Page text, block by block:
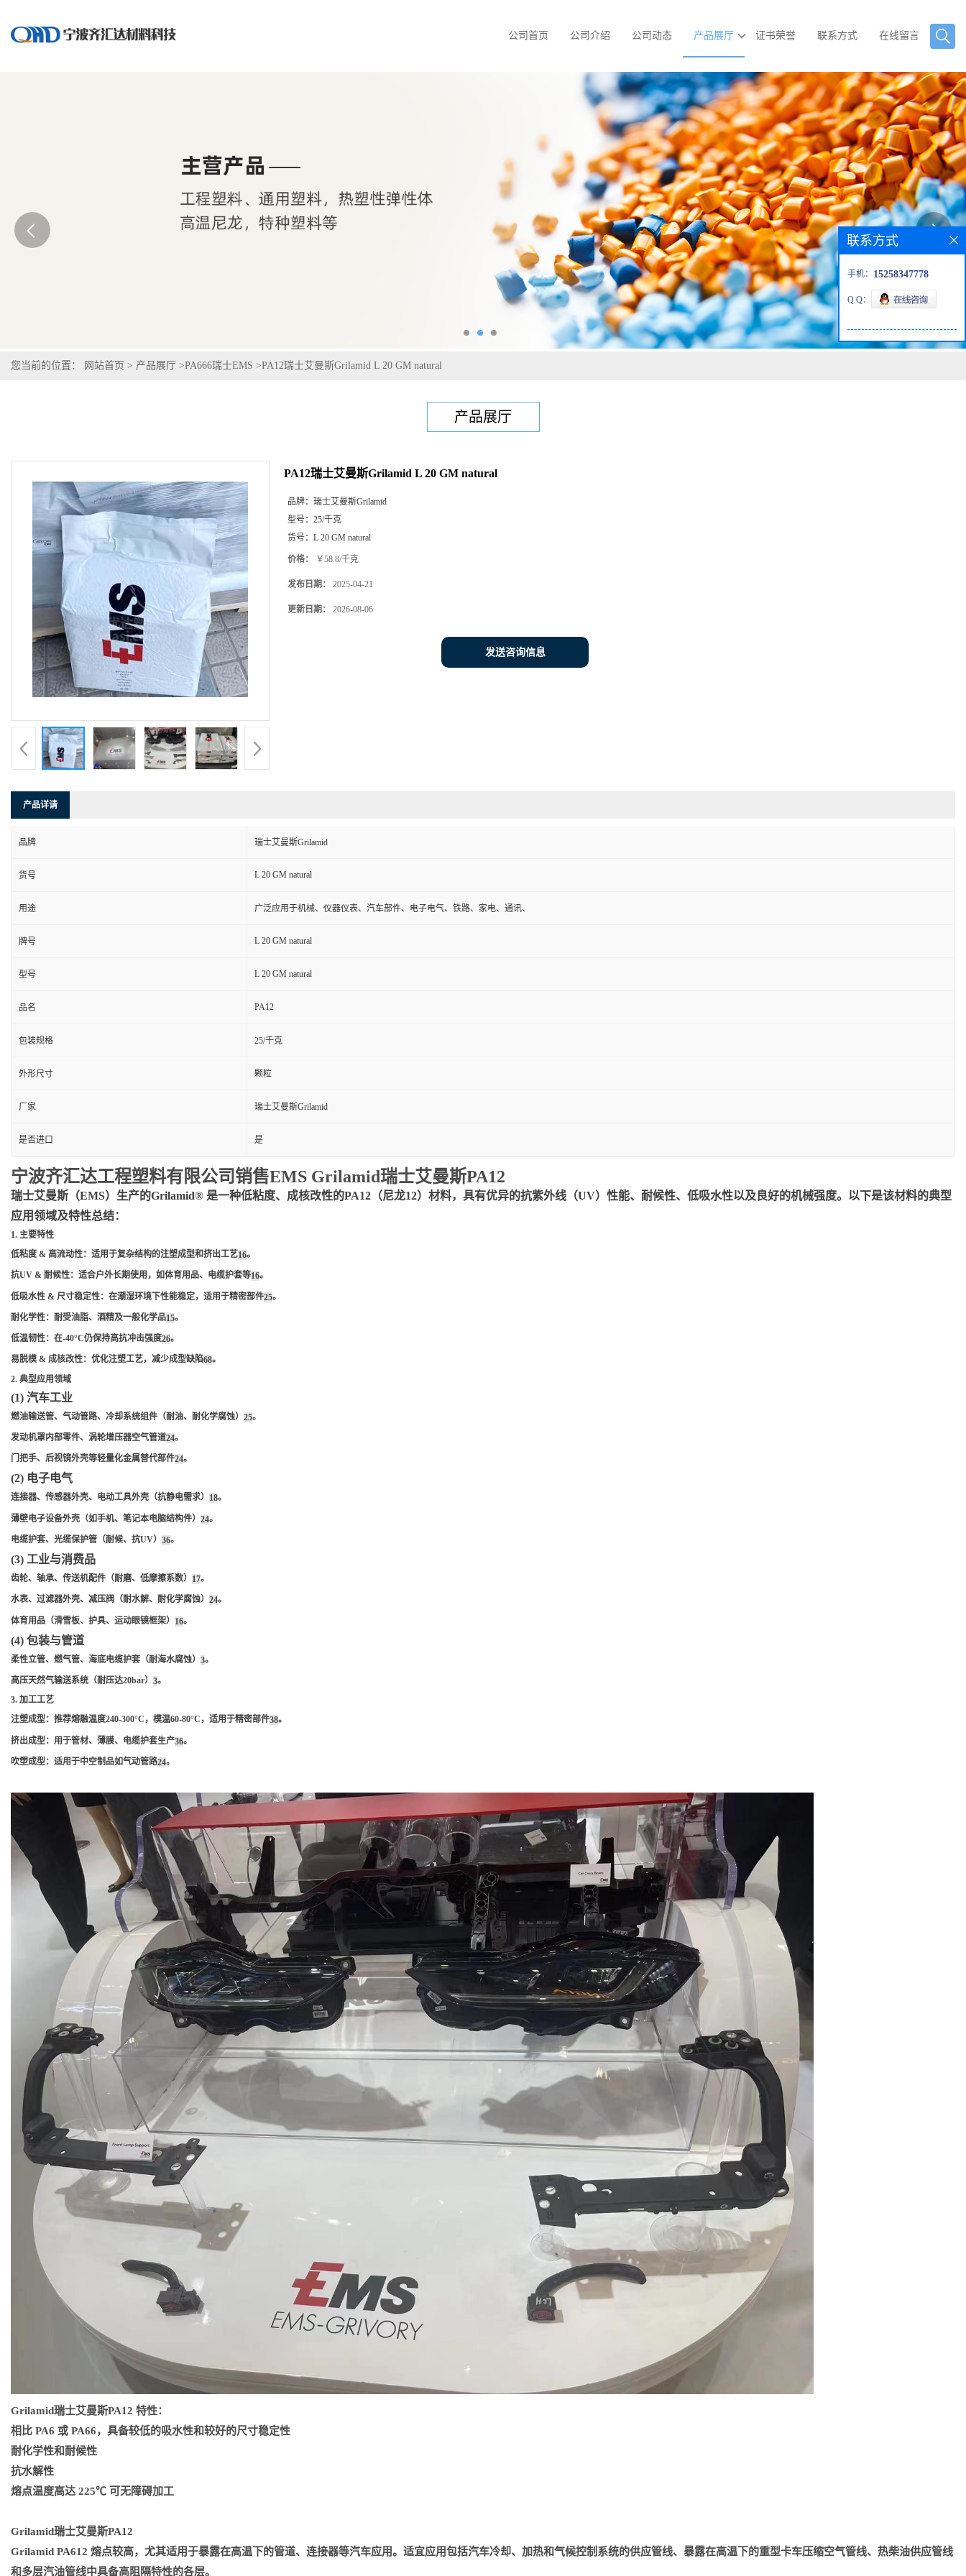
公司首页 公司介绍 公司动态 产品展厅 证书荣誉 联系方式 在线留言
您当前的位置： 网站首页 > 产品展厅 >PA666瑞士EMS >PA12瑞士艾曼斯Grilamid L 20 GM natural
产品展厅
PA12瑞士艾曼斯Grilamid L 20 GM natural
品牌： 瑞士艾曼斯Grilamid
型号： 25/千克
货号： L 20 GM natural
价格： ￥58.8/千克
发布日期： 2025-04-21
更新日期： 2026-08-06
发送咨询信息
产品详请
品牌 瑞士艾曼斯Grilamid
货号 L 20 GM natural
用途 广泛应用于机械、仪器仪表、汽车部件、电子电气、铁路、家电、通讯、
牌号 L 20 GM natural
型号 L 20 GM natural
品名 PA12
包装规格 25/千克
外形尺寸 颗粒
厂家 瑞士艾曼斯Grilamid
是否进口 是
宁波齐汇达工程塑料有限公司销售EMS Grilamid瑞士艾曼斯PA12
瑞士艾曼斯（EMS）生产的Grilamid® 是一种低粘度、成核改性的PA12（尼龙12）材料，具有优异的抗紫外线（UV）性能、耐候性、低吸水性以及良好的机械强度。以下是该材料的典型
应用领域及特性总结：
1. 主要特性
低粘度 & 高流动性：适用于复杂结构的注塑成型和挤出工艺16。
抗UV & 耐候性：适合户外长期使用，如体育用品、电缆护套等16。
低吸水性 & 尺寸稳定性：在潮湿环境下性能稳定，适用于精密部件25。
耐化学性：耐受油脂、酒精及一般化学品15。
低温韧性：在-40°C仍保持高抗冲击强度26。
易脱模 & 成核改性：优化注塑工艺，减少成型缺陷68。
2. 典型应用领域
(1) 汽车工业
燃油输送管、气动管路、冷却系统组件（耐油、耐化学腐蚀） 25。
发动机罩内部零件、涡轮增压器空气管道24。
门把手、后视镜外壳等轻量化金属替代部件24。
(2) 电子电气
连接器、传感器外壳、电动工具外壳（抗静电需求） 18。
薄壁电子设备外壳（如手机、笔记本电脑结构件） 24。
电缆护套、光缆保护管（耐候、抗UV） 36。
(3) 工业与消费品
齿轮、轴承、传送机配件（耐磨、低摩擦系数） 17。
水表、过滤器外壳、减压阀（耐水解、耐化学腐蚀） 24。
体育用品（滑雪板、护具、运动眼镜框架） 16。
(4) 包装与管道
柔性立管、燃气管、海底电缆护套（耐海水腐蚀） 3。
高压天然气输送系统（耐压达20bar） 3。
3. 加工工艺
注塑成型：推荐熔融温度240-300°C，模温60-80°C，适用于精密部件38。
挤出成型：用于管材、薄膜、电缆护套生产36。
吹塑成型：适用于中空制品如气动管路24。
Grilamid瑞士艾曼斯PA12 特性：
相比 PA6 或 PA66，具备较低的吸水性和较好的尺寸稳定性
耐化学性和耐候性
抗水解性
熔点温度高达 225℃ 可无障碍加工
Grilamid瑞士艾曼斯PA12
Grilamid PA612 熔点较高，尤其适用于暴露在高温下的管道、连接器等汽车应用。适宜应用包括汽车冷却、加热和气候控制系统的供应管线、暴露在高温下的重型卡车压缩空气管线、热柴油供应管线
和多层汽油管线中具备高阻隔特性的各层。
联系方式
手机： 15258347778
Q Q：